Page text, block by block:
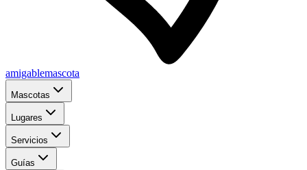
amigablemascota
Mascotas
Lugares
Servicios
Guías